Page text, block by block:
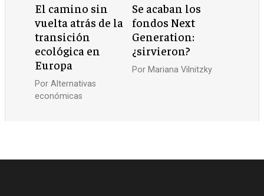
El camino sin
vuelta atrás de la
transición
ecológica en
Europa
PorAlternativas
económicas
Se acaban los
fondos Next
Generation:
¿sirvieron?
Por Mariana Vilnitzky